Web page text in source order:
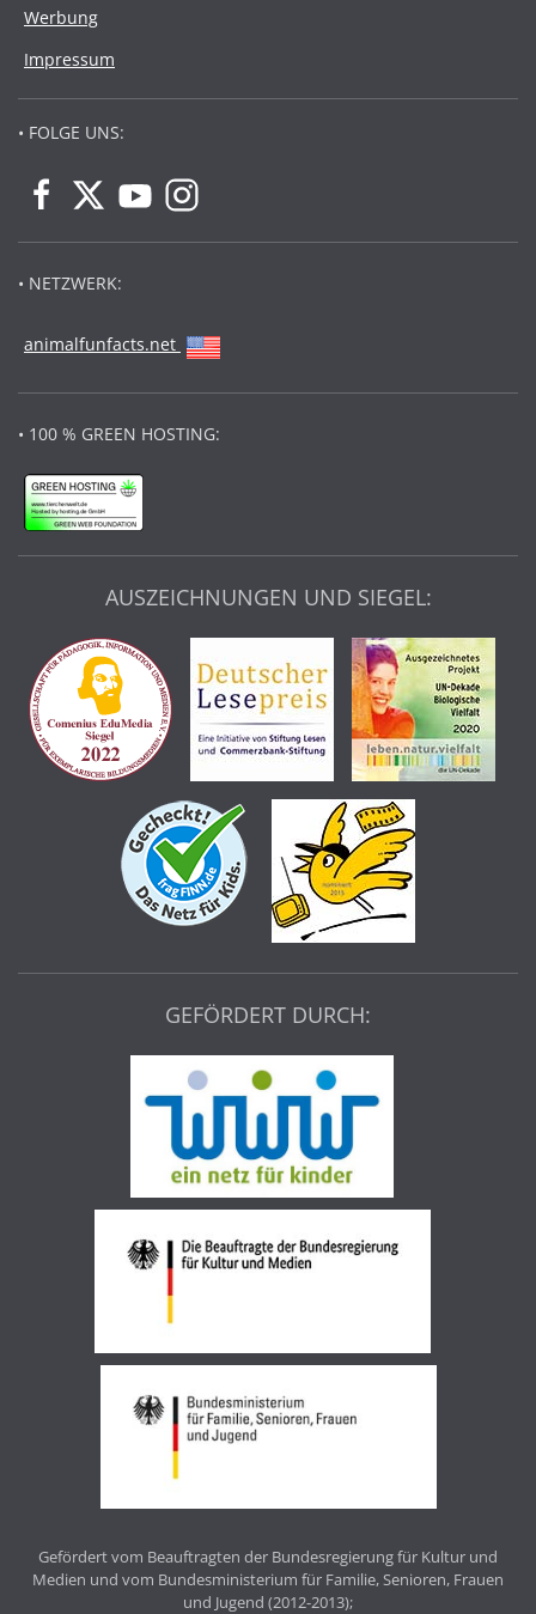
Werbung
Impressum
• FOLGE UNS:
• NETZWERK:
animalfunfacts.net
• 100 % GREEN HOSTING:
AUSZEICHNUNGEN UND SIEGEL:
GEFÖRDERT DURCH:
Gefördert vom Beauftragten der Bundesregierung für Kultur und
Medien und vom Bundesministerium für Familie, Senioren, Frauen
und Jugend (2012-2013);